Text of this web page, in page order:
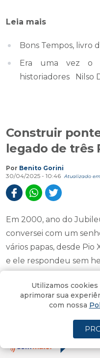
Leia mais
Bons Tempos, livro
Era uma vez o
historiadores Nilso
Construir
legado de três
Por Benito Gorini
30/04/2025 - 10:46
Atualizado em
Em 2000, ano do
conversei com um
vários papas, desde
e ele respondeu sem
enfático: Non si può
anos e outro Jubileu,
Utilizamos
aprimorar sua
com nossa